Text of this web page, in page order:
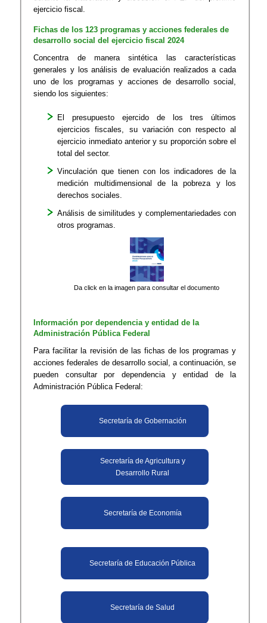
ejercicio fiscal.
Fichas de los 123 programas y acciones federales de
desarrollo social del ejercicio fiscal 2024
Concentra de manera sintética las características
generales y los análisis de evaluación realizados a cada
uno de los programas y acciones de desarrollo social,
siendo los siguientes:
El presupuesto ejercido de los tres últimos
ejercicios fiscales, su variación con respecto al
ejercicio inmediato anterior y su proporción sobre el
total del sector.
Vinculación que tienen con los indicadores de la
medición multidimensional de la pobreza y los
derechos sociales.
Análisis de similitudes y complementariedades con
otros programas.
Da click en la imagen para consultar el documento
Información por dependencia y entidad de la
Administración Pública Federal
Para facilitar la revisión de las fichas de los programas y
acciones federales de desarrollo social, a continuación, se
pueden consultar por dependencia y entidad de la
Administración Pública Federal:
Secretaría de Gobernación
Secretaría de Agricultura y
Desarrollo Rural
Secretaría de Economía
Secretaría de Educación Pública
Secretaría de Salud